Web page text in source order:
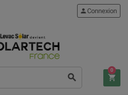
search
person Connexion
shopping_cart
0